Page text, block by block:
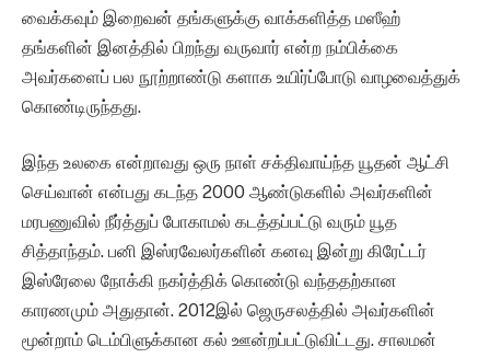
வைக்கவும் இறைவன் தங்களுக்கு வாக்களித்த மஸீஹ்
தங்களின் இனத்தில் பிறந்து வருவார் என்ற நம்பிக்கை
அவர்களைப் பல நூற்றாண்டு களாக உயிர்ப்போடு வாழவைத்துக்
கொண்டிருந்தது.
இந்த உலகை என்றாவது ஒரு நாள் சக்திவாய்ந்த யூதன் ஆட்சி
செய்வான் என்பது கடந்த 2000 ஆண்டுகளில் அவர்களின்
மரபணுவில் நீர்த்துப் போகாமல் கடத்தப்பட்டு வரும் யூத
சித்தாந்தம். பனி இஸ்ரவேலர்களின் கனவு இன்று கிரேட்டர்
இஸ்ரேலை நோக்கி நகர்த்திக் கொண்டு வந்ததற்கான
காரணமும் அதுதான். 2012இல் ஜெருசலத்தில் அவர்களின்
மூன்றாம் டெம்பிளுக்கான கல் ஊன்றப்பட்டுவிட்டது. சாலமன்